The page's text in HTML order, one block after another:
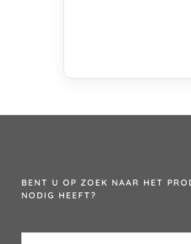
BENT U OP ZOEK NAAR HET
NODIG HEEFT?